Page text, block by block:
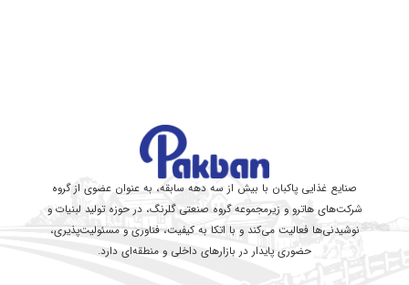
صنایع غذایی پاکبان با بیش از سه دهه سابقه، به عنوان عضوی از گروه
شرکت‌های هاترو و زیرمجموعه گروه صنعتی گلرنگ، در حوزه تولید لبنیات و
نوشیدنی‌ها فعالیت می‌کند و با اتکا به کیفیت، فناوری و مسئولیت‌پذیری،
حضوری پایدار در بازارهای داخلی و منطقه‌ای دارد.